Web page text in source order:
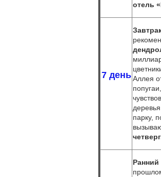
отель «
7 день Аллея
парку,
Ранний